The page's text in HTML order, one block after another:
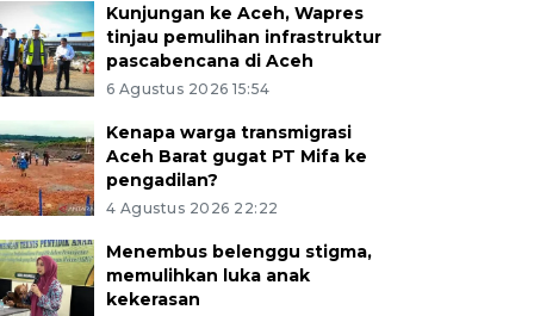
Kunjungan ke Aceh, Wapres
tinjau pemulihan infrastruktur
pascabencana di Aceh
6 Agustus 2026 15:54
Kenapa warga transmigrasi
Aceh Barat gugat PT Mifa ke
pengadilan?
4 Agustus 2026 22:22
Menembus belenggu stigma,
memulihkan luka anak
kekerasan